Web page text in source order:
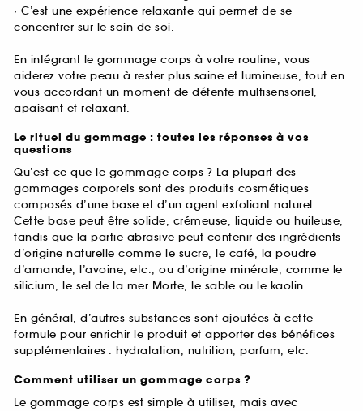
· C’est une expérience relaxante qui permet de se
concentrer sur le soin de soi.
En intégrant le gommage corps à votre routine, vous
aiderez votre peau à rester plus saine et lumineuse, tout en
vous accordant un moment de détente multisensoriel,
apaisant et relaxant.
Le rituel du gommage : toutes les réponses à vos
questions
Qu’est-ce que le gommage corps ? La plupart des
gommages corporels sont des produits cosmétiques
composés d’une base et d’un agent exfoliant naturel.
Cette base peut être solide, crémeuse, liquide ou huileuse,
tandis que la partie abrasive peut contenir des ingrédients
d’origine naturelle comme le sucre, le café, la poudre
d’amande, l’avoine, etc., ou d’origine minérale, comme le
silicium, le sel de la mer Morte, le sable ou le kaolin.
En général, d’autres substances sont ajoutées à cette
formule pour enrichir le produit et apporter des bénéfices
supplémentaires : hydratation, nutrition, parfum, etc.
Comment utiliser un gommage corps ?
Le gommage corps est simple à utiliser, mais avec